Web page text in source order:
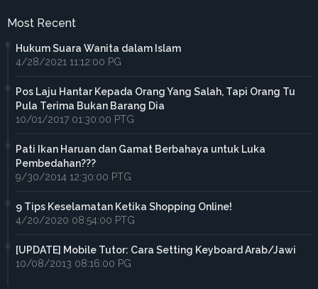
Most Recent
Hukum Suara Wanita dalam Islam
4/28/2021 11:12:00 PG
Pos Laju Hantar Kepada Orang Yang Salah, Tapi Orang Tu
Pula Terima Bukan Barang Dia
10/01/2017 01:30:00 PTG
Pati Ikan Haruan dan Gamat Berbahaya untuk Luka
Pembedahan???
9/30/2014 12:30:00 PTG
9 Tips Keselamatan Ketika Shopping Online!
4/20/2020 08:54:00 PTG
[UPDATE] Mobile Tutor: Cara Setting Keyboard Arab/Jawi
10/08/2013 08:16:00 PG